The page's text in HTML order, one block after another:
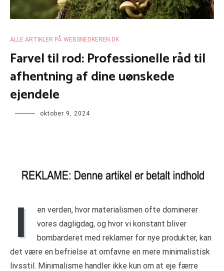
ALLE ARTIKLER PÅ WEBSNEDKEREN.DK
Farvel til rod: Professionelle råd til
afhentning af dine uønskede
ejendele
oktober 9, 2024
I
en verden, hvor materialismen ofte dominerer
vores dagligdag, og hvor vi konstant bliver
bombarderet med reklamer for nye produkter, kan
det være en befrielse at omfavne en mere minimalistisk
livsstil. Minimalisme handler ikke kun om at eje færre